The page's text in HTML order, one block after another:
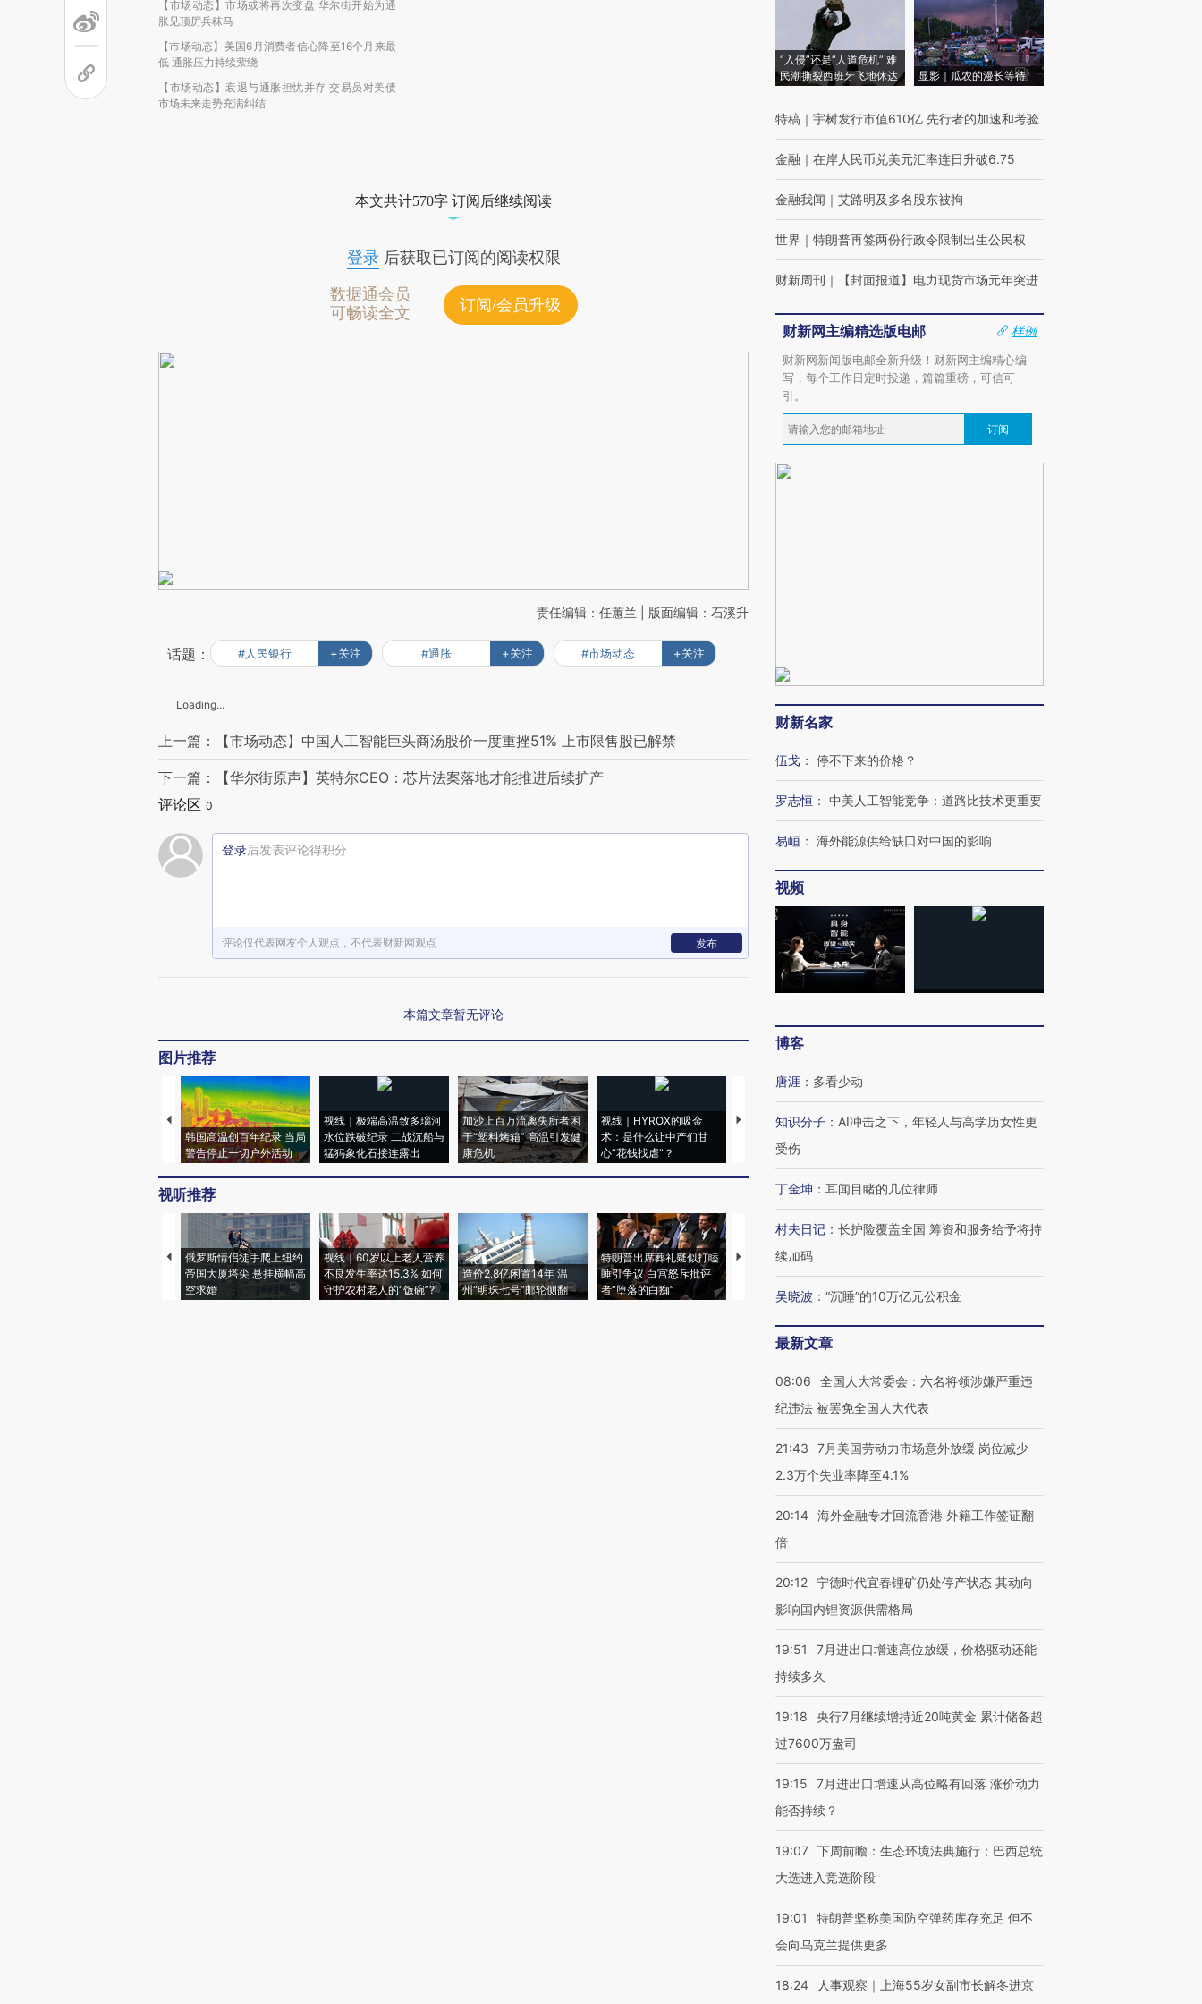
【市场动态】市场或将再次变盘 华尔街开始为通
胀见顶厉兵秣马
【市场动态】美国6月消费者信心降至16个月来最
低 通胀压力持续萦绕
【市场动态】衰退与通胀担忧并存 交易员对美债
市场未来走势充满纠结
本文共计570字 订阅后继续阅读
登录后获取已订阅的阅读权限
数据通会员
可畅读全文
订阅/会员升级
责任编辑：任蕙兰 | 版面编辑：石溪升
话题： #人民银行 +关注 #通胀 +关注 #市场动态 +关注
Loading...
上一篇：【市场动态】中国人工智能巨头商汤股价一度重挫51% 上市限售股已解禁
下一篇：【华尔街原声】英特尔CEO：芯片法案落地才能推进后续扩产
评论区 0
登录后发表评论得积分
评论仅代表网友个人观点，不代表财新网观点 发布
本篇文章暂无评论
图片推荐
韩国高温创百年纪录 当局
警告停止一切户外活动
视线｜极端高温致多瑙河
水位跌破纪录 二战沉船与
猛犸象化石接连露出
加沙上百万流离失所者困
于“塑料烤箱” 高温引发健
康危机
视线｜HYROX的吸金
术：是什么让中产们甘
心“花钱找虐”？
马航飞行员跨国走私7万
视线｜被称为“蟑螂”的印
视线｜“入侵”还是“人道危
视听推荐
俄罗斯情侣徒手爬上纽约
帝国大厦塔尖 悬挂横幅高
空求婚
视线｜60岁以上老人营养
不良发生率达15.3% 如何
守护农村老人的“饭碗”?
造价2.8亿闲置14年 温
州“明珠七号”邮轮侧翻
特朗普出席葬礼疑似打瞌
睡引争议 白宫怒斥批评
者“堕落的白痴”
韩国高温创百年纪录 当局
警告停止一切户外活动
97个 印度如何熬过48°C
的夏天
38岁梅西上演帽子戏法
“入侵”还是“人道危机” 难
民潮撕裂西班牙飞地休达
显影｜瓜农的漫长等待
特稿 ｜ 宇树发行市值610亿 先行者的加速和考验
金融 ｜ 在岸人民币兑美元汇率连日升破6.75
金融我闻 ｜ 艾路明及多名股东被拘
世界 ｜ 特朗普再签两份行政令限制出生公民权
财新周刊 ｜ 【封面报道】电力现货市场元年突进
财新网主编精选版电邮
样例
财新网新闻版电邮全新升级！财新网主编精心编
写，每个工作日定时投递，篇篇重磅，可信可
引。
订阅
财新名家
伍戈 ： 停不下来的价格？
罗志恒 ： 中美人工智能竞争：道路比技术更重要
易峘 ： 海外能源供给缺口对中国的影响
视频
博客
唐涯 ： 多看少动
知识分子 ： AI冲击之下，年轻人与高学历女性更
受伤
丁金坤 ： 耳闻目睹的几位律师
村夫日记 ： 长护险覆盖全国 筹资和服务给予将持
续加码
吴晓波 ： “沉睡”的10万亿元公积金
最新文章
08:06
全国人大常委会：六名将领涉嫌严重违
纪违法 被罢免全国人大代表
21:43
7月美国劳动力市场意外放缓 岗位减少
2.3万个失业率降至4.1%
20:14 海外金融专才回流香港 外籍工作签证翻
倍
20:12 宁德时代宜春锂矿仍处停产状态 其动向
影响国内锂资源供需格局
19:51
7月进出口增速高位放缓，价格驱动还能
持续多久
19:18
央行7月继续增持近20吨黄金 累计储备超
过7600万盎司
19:15
7月进出口增速从高位略有回落 涨价动力
能否持续？
19:07 下周前瞻：生态环境法典施行；巴西总统
大选进入竞选阶段
19:01
特朗普坚称美国防空弹药库存充足 但不
会向乌克兰提供更多
18:24 人事观察｜上海55岁女副市长解冬进京